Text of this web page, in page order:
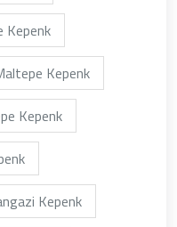
Kepenk
Kepenk
Kepenk
Kepenk